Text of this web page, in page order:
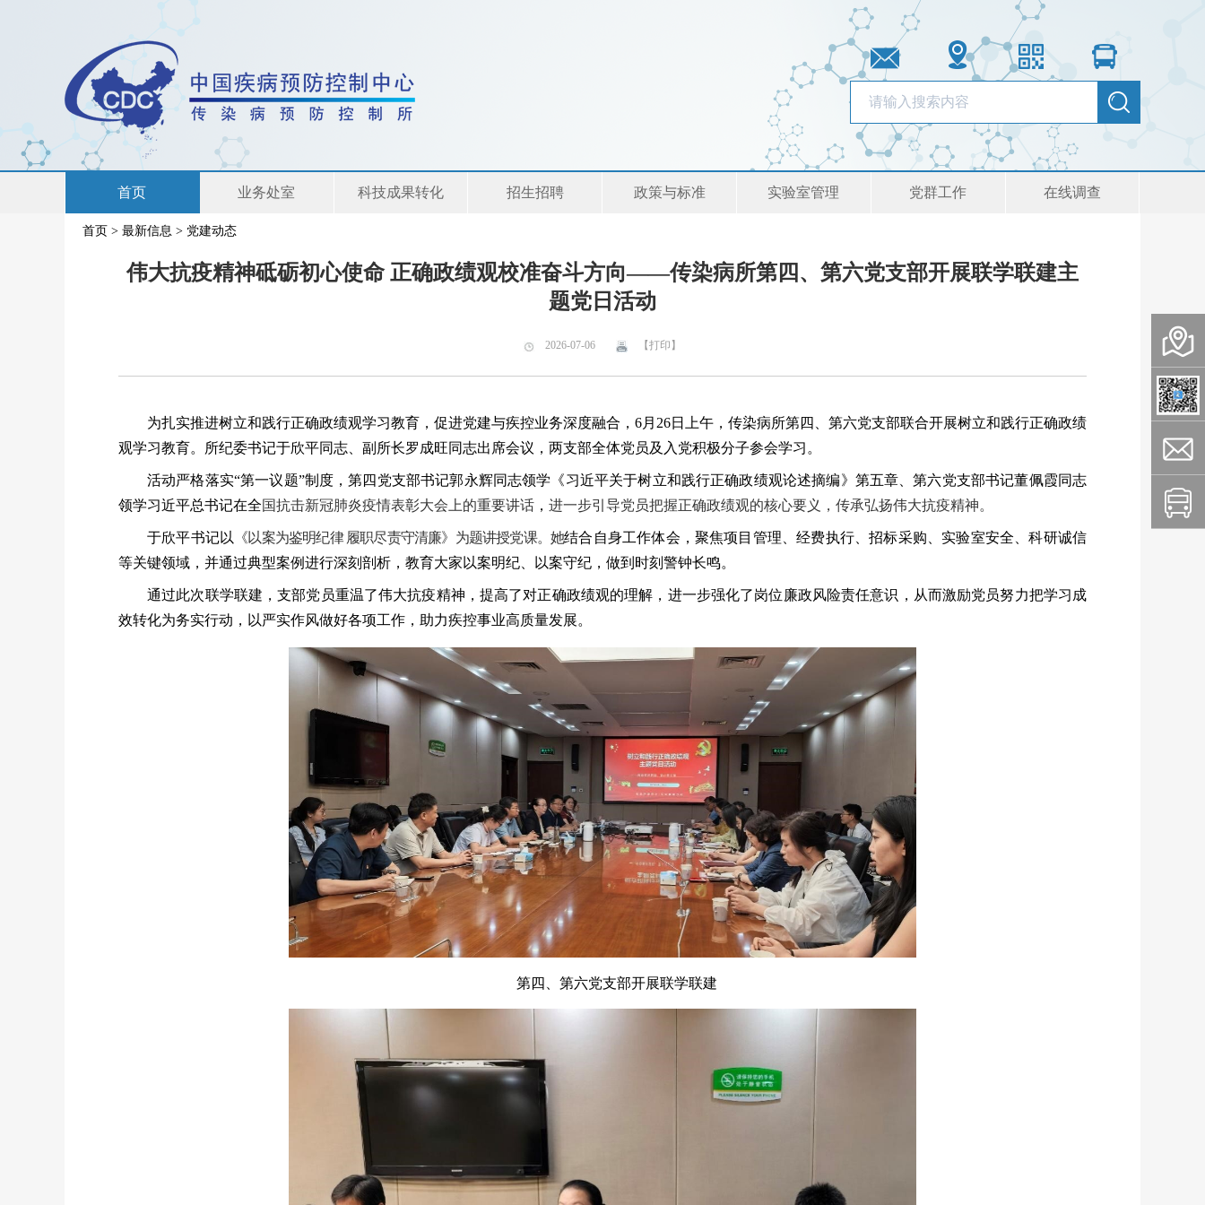
首页 业务处室 科技成果转化 招生招聘 政策与标准 实验室管理 党群工作 在线调查
联系我们
首页 > 最新信息 > 党建动态
伟大抗疫精神砥砺初心使命 正确政绩观校准奋斗方向——传染病所第四、第六党支部开展联学联建主
题党日活动
2026-07-06 【打印】
为扎实推进树立和践行正确政绩观学习教育，促进党建与疾控业务深度融合，6月26日上午，传染病所第四、第六党支部联合开展树立和践行正确政绩
观学习教育。所纪委书记于欣平同志、副所长罗成旺同志出席会议，两支部全体党员及入党积极分子参会学习。
活动严格落实“第一议题”制度，第四党支部书记郭永辉同志领学《习近平关于树立和践行正确政绩观论述摘编》第五章、第六党支部书记董佩霞同志
领学习近平总书记在全国抗击新冠肺炎疫情表彰大会上的重要讲话 ， 进一步引导党员把握正确政绩观的核心要义，传承弘扬伟大抗疫精神。
于欣平书记以 《以案为鉴明纪律 履职尽责守清廉》为题讲授党课。她结合自身工作体会，聚焦项目管理、经费执行、招标采购、实验室安全、科研诚信
等关键领域，并通过典型案例进行深刻剖析，教育大家以案明纪、以案守纪，做到时刻警钟长鸣。
通过此次联学联建，支部党员重温了伟大抗疫精神，提高了对正确政绩观的理解，进一步强化了岗位廉政风险责任意识，从而激励党员努力把学习成
效转化为务实行动，以严实作风做好各项工作，助力疾控事业高质量发展。
第四、第六党支部开展联学联建